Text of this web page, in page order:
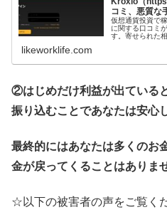
コミ、悪質な
仮想通貨投資で
に関する口コミ
す。寄せられた
likeworklife.com
②はじめだけ利益が出ている
振り込むことであなたは安心
最終的にはあなたは多くのお
金が戻ってくることはありま
☆以下の被害者の声をご覧く